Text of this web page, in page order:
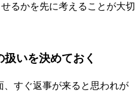
るかを先に考えることが大切
いを決めておく
すぐ返事が来ると思われが